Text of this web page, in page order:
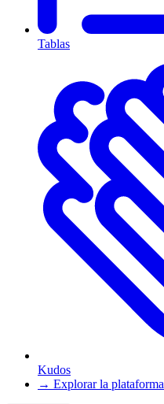
Tablas
Kudos
→ Explorar la plataforma